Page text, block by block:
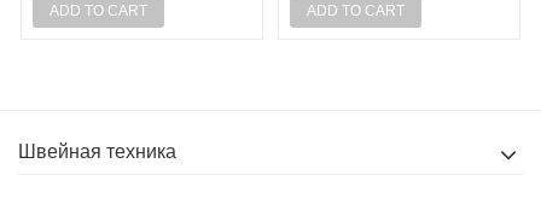
ADD TO CART ADD TO CART
Швейная техника